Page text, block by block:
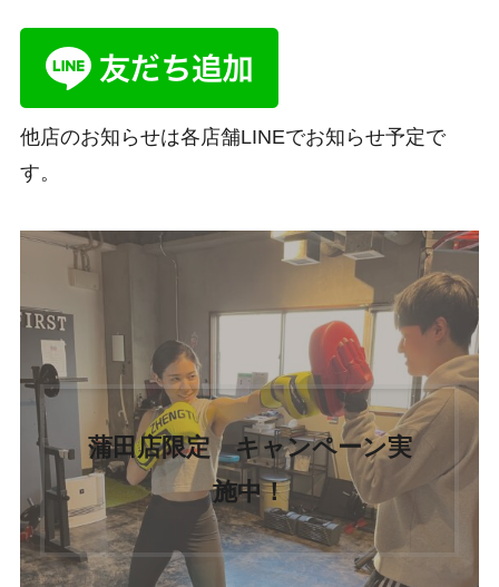
他店のお知らせは各店舗LINEでお知らせ予定で
す。
蒲田店限定 キャンペーン実
施中！